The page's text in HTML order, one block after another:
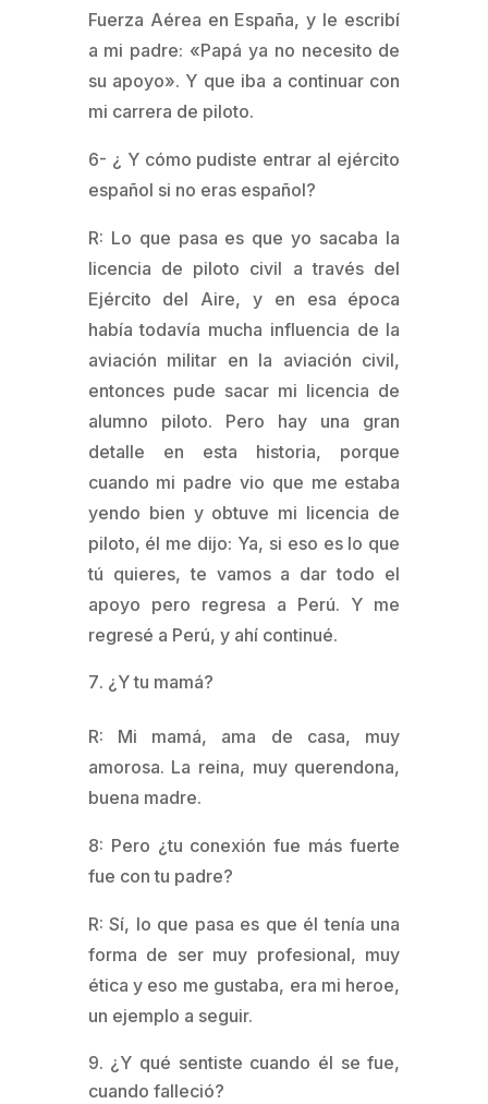
Fuerza Aérea en España, y le escribí
a mi padre: «Papá ya no necesito de
su apoyo». Y que iba a continuar con
mi carrera de piloto.
6- ¿ Y cómo pudiste entrar al ejército
español si no eras español?
R: Lo que pasa es que yo sacaba la
licencia de piloto civil a través del
Ejército del Aire, y en esa época
había todavía mucha influencia de la
aviación militar en la aviación civil,
entonces pude sacar mi licencia de
alumno piloto. Pero hay una gran
detalle en esta historia, porque
cuando mi padre vio que me estaba
yendo bien y obtuve mi licencia de
piloto, él me dijo: Ya, si eso es lo que
tú quieres, te vamos a dar todo el
apoyo pero regresa a Perú. Y me
regresé a Perú, y ahí continué.
¿Y tu mamá?
R: Mi mamá, ama de casa, muy
amorosa. La reina, muy querendona,
buena madre.
8: Pero ¿tu conexión fue más fuerte
fue con tu padre?
R: Sí, lo que pasa es que él tenía una
forma de ser muy profesional, muy
ética y eso me gustaba, era mi heroe,
un ejemplo a seguir.
¿Y qué sentiste cuando él se fue,
cuando falleció?